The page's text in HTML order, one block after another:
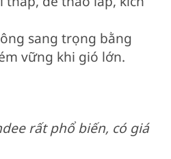
sang trọng bằng
vững khi gió lớn.
rất phổ biến, có giá